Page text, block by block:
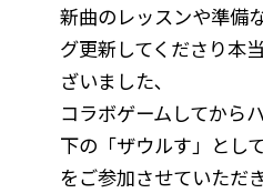
新曲のレッスンや準備
グ更新してくださり本
ざいました､
コラボゲームしてから
下の「ザウルす」とし
をご参加させていただ